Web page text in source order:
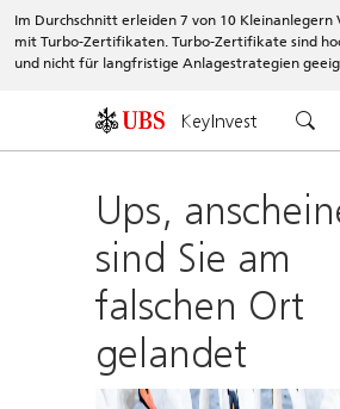
Im Durchschnitt erleiden 7 von 10
mit Turbo-Zertifikaten. Turbo-Zertifikate sind
und nicht für langfristige Anlagestrategien
KeyInvest
Ups,
sind Sie am
falschen Ort
gelandet